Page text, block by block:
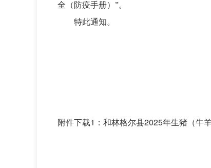
全（防疫手册）”。
特此通知。
附件下载1： 和林格尔县2025年生猪（牛